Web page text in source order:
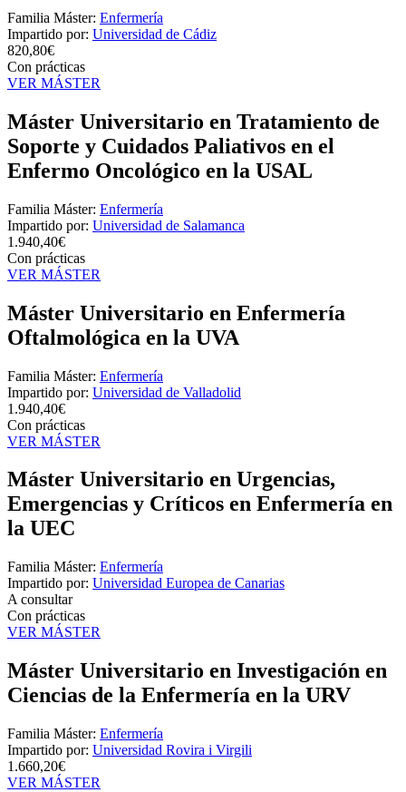
Familia Máster: Enfermería
Impartido por: Universidad de Cádiz
820,80€
Con prácticas
VER MÁSTER
Máster Universitario en Tratamiento de
Soporte y Cuidados Paliativos en el
Enfermo Oncológico en la USAL
Familia Máster: Enfermería
Impartido por: Universidad de Salamanca
1.940,40€
Con prácticas
VER MÁSTER
Máster Universitario en Enfermería
Oftalmológica en la UVA
Familia Máster: Enfermería
Impartido por: Universidad de Valladolid
1.940,40€
Con prácticas
VER MÁSTER
Máster Universitario en Urgencias,
Emergencias y Críticos en Enfermería en
la UEC
Familia Máster: Enfermería
Impartido por: Universidad Europea de Canarias
A consultar
Con prácticas
VER MÁSTER
Máster Universitario en Investigación en
Ciencias de la Enfermería en la URV
Familia Máster: Enfermería
Impartido por: Universidad Rovira i Virgili
1.660,20€
VER MÁSTER